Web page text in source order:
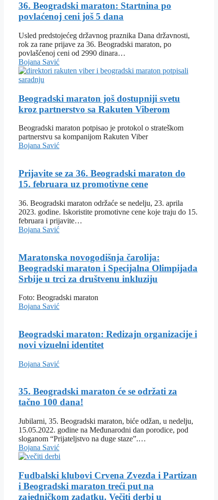
36. Beogradski maraton: Startnina po
povlaćenoj ceni još 5 dana
Usled predstojećeg državnog praznika Dana državnosti,
rok za rane prijave za 36. Beogradski maraton, po
povlašćenoj ceni od 2990 dinara…
Bojana Savić
Beogradski maraton još dostupniji svetu
kroz partnerstvo sa Rakuten Viberom
Beogradski maraton potpisao je protokol o strateškom
partnerstvu sa kompanijom Rakuten Viber
Bojana Savić
Prijavite se za 36. Beogradski maraton do
15. februara uz promotivne cene
36. Beogradski maraton održaće se nedelju, 23. aprila
2023. godine. Iskoristite promotivne cene koje traju do 15.
februara i prijavite…
Bojana Savić
Maratonska novogodišnja čarolija:
Beogradski maraton i Specijalna Olimpijada
Srbije u trci za društvenu inkluziju
Foto: Beogradski maraton
Bojana Savić
Beogradski maraton: Redizajn organizacije i
novi vizuelni identitet
Bojana Savić
35. Beogradski maraton će se održati za
tačno 100 dana!
Jubilarni, 35. Beogradski maraton, biće odžan, u nedelju,
15.05.2022. godine na Međunarodni dan porodice, pod
sloganom “Prijateljstvo na duge staze”.…
Bojana Savić
Fudbalski klubovi Crvena Zvezda i Partizan
i Beogradski maraton treći put na
zajedničkom zadatku. Večiti derbi u